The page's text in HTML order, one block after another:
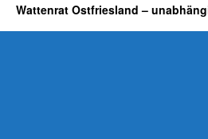
Wattenrat Ostfriesland –